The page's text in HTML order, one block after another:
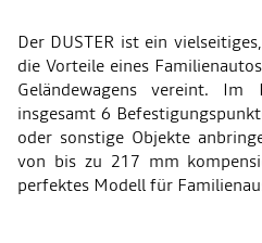
Der DUSTER ist ein
die Vorteile eines
Geländewagens vereint.
insgesamt 6
oder sonstige Objekte
von bis zu 217 mm
perfektes Modell für